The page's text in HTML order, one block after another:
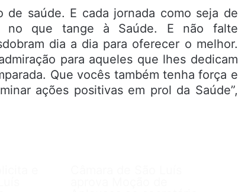
de saúde. E cada jornada como seja de
no que tange à Saúde. E não falte
dia a dia para oferecer o melhor.
para aqueles que lhes dedicam
Que vocês também tenha força e
ações positivas em prol da Saúde”,